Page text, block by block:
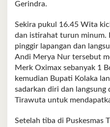
Gerindra.
Sekira pukul 16.45 Wita
dan istirahat turun minum.
pinggir lapangan dan
Andi Merya Nur tersebut
Merk Oximax sebanyak 1
kemudian Bupati Kolaka
sadarkan diri dan langsung
Tirawuta untuk
Setelah tiba di Puskesmas